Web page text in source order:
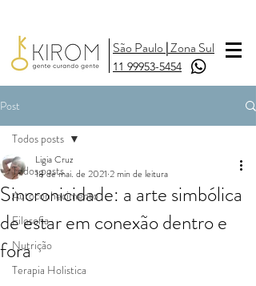
São Paulo |Zona Sul
11 99953-5454
Post
Todos posts
Autoconhecimento
Filosofia
Nutrição
Terapia Holistica
Todos posts
Sincronicidade: a arte simbólica
de estar em conexão dentro e
fora
Ligia Cruz
18 de mai. de 2021 2 min de leitura